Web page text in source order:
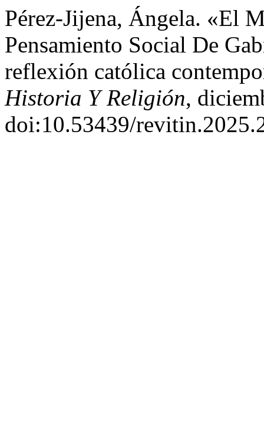
Pérez-Jijena, Ángela. «El
Pensamiento Social De
reflexión católica
Historia Y Religión,
doi:10.53439/